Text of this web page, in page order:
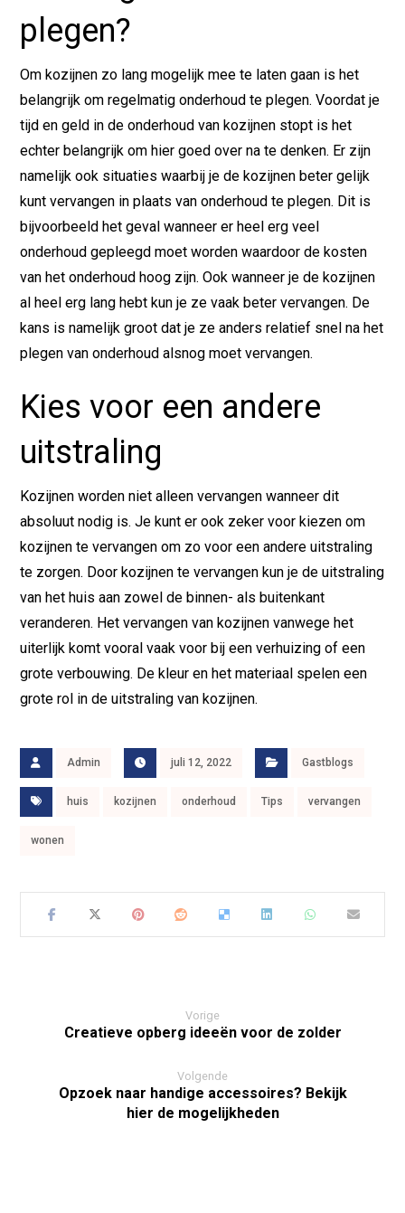
plegen?
Om kozijnen zo lang mogelijk mee te laten gaan is het
belangrijk om regelmatig onderhoud te plegen. Voordat je
tijd en geld in de onderhoud van kozijnen stopt is het
echter belangrijk om hier goed over na te denken. Er zijn
namelijk ook situaties waarbij je de kozijnen beter gelijk
kunt vervangen in plaats van onderhoud te plegen. Dit is
bijvoorbeeld het geval wanneer er heel erg veel
onderhoud gepleegd moet worden waardoor de kosten
van het onderhoud hoog zijn. Ook wanneer je de kozijnen
al heel erg lang hebt kun je ze vaak beter vervangen. De
kans is namelijk groot dat je ze anders relatief snel na het
plegen van onderhoud alsnog moet vervangen.
Kies voor een andere
uitstraling
Kozijnen worden niet alleen vervangen wanneer dit
absoluut nodig is. Je kunt er ook zeker voor kiezen om
kozijnen te vervangen om zo voor een andere uitstraling
te zorgen. Door kozijnen te vervangen kun je de uitstraling
van het huis aan zowel de binnen- als buitenkant
veranderen. Het vervangen van kozijnen vanwege het
uiterlijk komt vooral vaak voor bij een verhuizing of een
grote verbouwing. De kleur en het materiaal spelen een
grote rol in de uitstraling van kozijnen.
Admin juli 12, 2022 Gastblogs
huis kozijnen onderhoud Tips vervangen
wonen
Vorige
Creatieve opberg ideeën voor de zolder
Volgende
Opzoek naar handige accessoires? Bekijk
hier de mogelijkheden